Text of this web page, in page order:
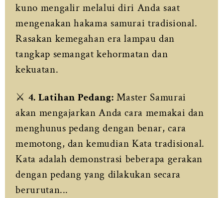
kuno mengalir melalui diri Anda saat
mengenakan hakama samurai tradisional.
Rasakan kemegahan era lampau dan
tangkap semangat kehormatan dan
kekuatan.
⚔️ 4. Latihan Pedang: Master Samurai
akan mengajarkan Anda cara memakai dan
menghunus pedang dengan benar, cara
memotong, dan kemudian Kata tradisional.
Kata adalah demonstrasi beberapa gerakan
dengan pedang yang dilakukan secara
berurutan...